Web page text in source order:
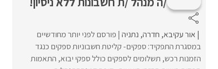
אור עקיבא חדרה נתניה פורסם לפני יותר מחודשיים
במסגרת התפקיד: ספקים- קליטת חשבוניות ספקים כנגד
הזמנות רכש, תשלומים לספקים כולל ספקי יבוא, התאמות